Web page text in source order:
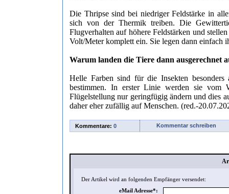
Die Thripse sind bei niedriger Feldstärke in
sich von der Thermik treiben. Die
Flugverhalten auf höhere Feldstärken und
Volt/Meter komplett ein. Sie legen dann einfach
Warum landen die Tiere dann ausgerechnet
Helle Farben sind für die Insekten
bestimmen. In erster Linie werden sie vom
Flügelstellung nur geringfügig ändern und dies
daher eher zufällig auf Menschen. (red.-
Kommentare: 0 Kommentar schreiben
Der Artikel wird an folgenden Empfänger versendet:
eMail Adresse*: